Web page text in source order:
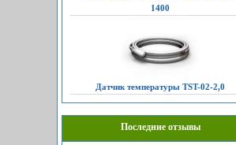
1400
Датчик температуры TST-02-2,0
Последние отзывы